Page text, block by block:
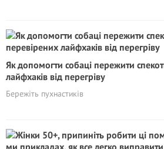
Як допомогти собаці пережити
лайфхаків від перегріву
Бережіть пухнастиків